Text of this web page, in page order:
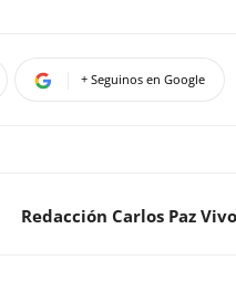
+ Seguinos en Google
Redacción Carlos Paz Vivo